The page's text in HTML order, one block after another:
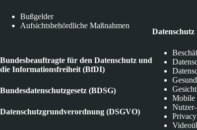
Bußgelder
Aufsichtsbehördliche Maßnahmen
Bundesbeauftragte für den Datenschutz und
die Informationsfreiheit (BfDI)
Bundesdatenschutzgesetz (BDSG)
Datenschutzgrundverordnung (DSGVO)
Mobile